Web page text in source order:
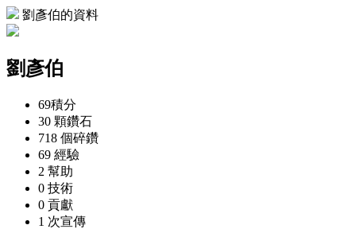
劉彥伯的資料
劉彥伯
69積分
30 顆鑽石
718 個碎鑽
69 經驗
2 幫助
0 技術
0 貢獻
1 次宣傳